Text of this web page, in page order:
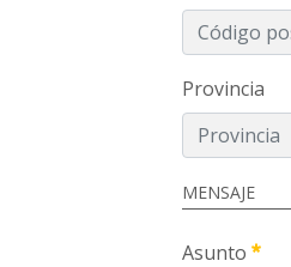
Provincia
MENSAJE
Asunto